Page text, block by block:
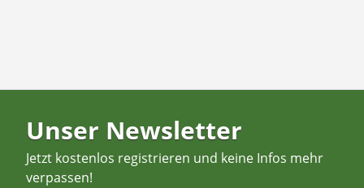
Unser Newsletter
Jetzt kostenlos registrieren und keine Infos mehr
verpassen!